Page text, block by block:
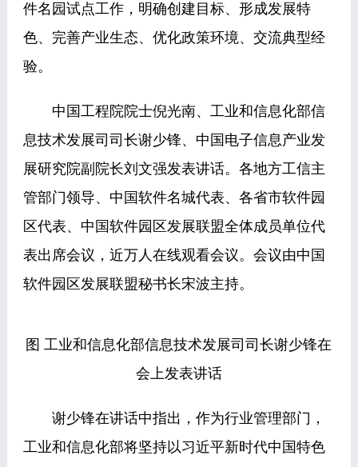
件名园试点工作，明确创建目标、形成发展特
色、完善产业生态、优化政策环境、交流典型经
验。
中国工程院院士倪光南、工业和信息化部信
息技术发展司司长谢少锋、中国电子信息产业发
展研究院副院长刘文强发表讲话。各地方工信主
管部门领导、中国软件名城代表、各省市软件园
区代表、中国软件园区发展联盟全体成员单位代
表出席会议，近万人在线观看会议。会议由中国
软件园区发展联盟秘书长宋波主持。
图 工业和信息化部信息技术发展司司长谢少锋在
会上发表讲话
谢少锋在讲话中指出，作为行业管理部门，
工业和信息化部将坚持以习近平新时代中国特色